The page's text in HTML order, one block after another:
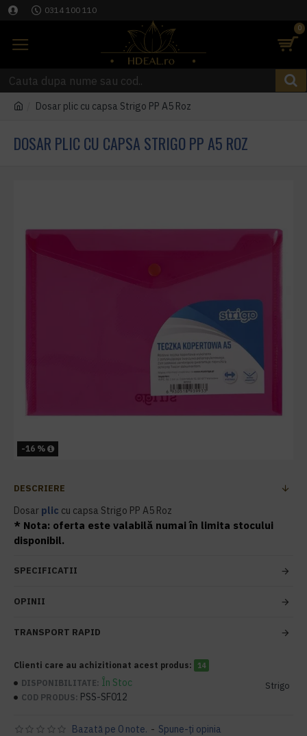
0314 100 110
0
Dosar plic cu capsa Strigo PP A5 Roz
DOSAR PLIC CU CAPSA STRIGO PP A5 ROZ
-16 %
DESCRIERE
Dosar plic cu capsa Strigo PP A5 Roz
* Nota: oferta este valabilă numai în limita stocului
disponibil.
SPECIFICATII
OPINII
TRANSPORT RAPID
Clienti care au achizitionat acest produs: 14
DISPONIBILITATE: În Stoc
COD PRODUS: PSS-SF012
Strigo
Bazată pe 0 note. - Spune-ţi opinia